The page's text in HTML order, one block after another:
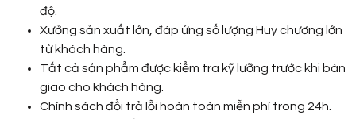
độ.
Xưởng sản xuất lớn, đáp ứng số lượng Huy chương lớn
từ khách hàng.
Tất cả sản phẩm được kiểm tra kỹ lưỡng trước khi bàn
giao cho khách hàng.
Chính sách đổi trả lỗi hoàn toàn miễn phí trong 24h.